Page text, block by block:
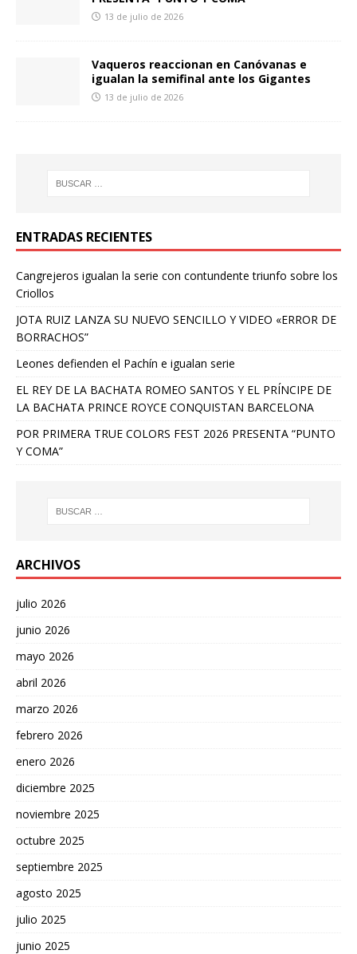
13 de julio de 2026
Vaqueros reaccionan en Canóvanas e
igualan la semifinal ante los Gigantes
13 de julio de 2026
ENTRADAS RECIENTES
Cangrejeros igualan la serie con contundente triunfo sobre los
Criollos
JOTA RUIZ LANZA SU NUEVO SENCILLO Y VIDEO «ERROR DE
BORRACHOS”
Leones defienden el Pachín e igualan serie
EL REY DE LA BACHATA ROMEO SANTOS Y EL PRÍNCIPE DE
LA BACHATA PRINCE ROYCE CONQUISTAN BARCELONA
POR PRIMERA TRUE COLORS FEST 2026 PRESENTA “PUNTO
Y COMA”
ARCHIVOS
julio 2026
junio 2026
mayo 2026
abril 2026
marzo 2026
febrero 2026
enero 2026
diciembre 2025
noviembre 2025
octubre 2025
septiembre 2025
agosto 2025
julio 2025
junio 2025